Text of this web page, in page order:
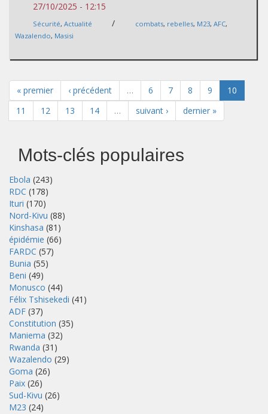
27/10/2025 - 12:15
Sécurité, Actualité / combats, rebelles, M23, AFC,
Wazalendo, Masisi
« premier ‹ précédent … 6 7 8 9
10
11
12 13 14 … suivant › dernier »
Mots-clés populaires
Ebola (243)
RDC (178)
Ituri (170)
Nord-Kivu (88)
Kinshasa (81)
épidémie (66)
FARDC (57)
Bunia (55)
Beni (49)
Monusco (44)
Félix Tshisekedi (41)
ADF (37)
Constitution (35)
Maniema (32)
Rwanda (31)
Wazalendo (29)
Goma (26)
Paix (26)
Sud-Kivu (26)
M23 (24)